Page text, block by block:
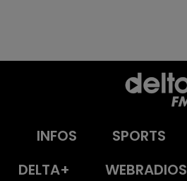
INFOS SPORTS
DELTA+
WEBRADIOS